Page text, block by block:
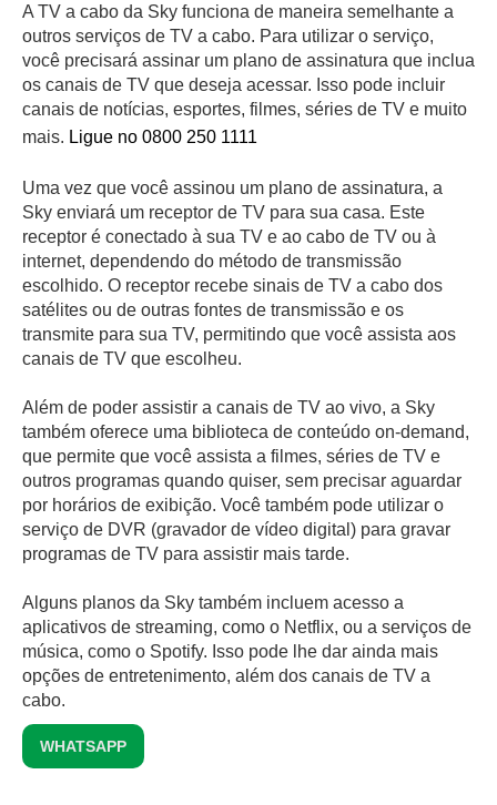
A TV a cabo da Sky funciona de maneira semelhante a
outros serviços de TV a cabo. Para utilizar o serviço,
você precisará assinar um plano de assinatura que inclua
os canais de TV que deseja acessar. Isso pode incluir
canais de notícias, esportes, filmes, séries de TV e muito
mais. Ligue no 0800 250 1111
Uma vez que você assinou um plano de assinatura, a
Sky enviará um receptor de TV para sua casa. Este
receptor é conectado à sua TV e ao cabo de TV ou à
internet, dependendo do método de transmissão
escolhido. O receptor recebe sinais de TV a cabo dos
satélites ou de outras fontes de transmissão e os
transmite para sua TV, permitindo que você assista aos
canais de TV que escolheu.
Além de poder assistir a canais de TV ao vivo, a Sky
também oferece uma biblioteca de conteúdo on-demand,
que permite que você assista a filmes, séries de TV e
outros programas quando quiser, sem precisar aguardar
por horários de exibição. Você também pode utilizar o
serviço de DVR (gravador de vídeo digital) para gravar
programas de TV para assistir mais tarde.
Alguns planos da Sky também incluem acesso a
aplicativos de streaming, como o Netflix, ou a serviços de
música, como o Spotify. Isso pode lhe dar ainda mais
opções de entretenimento, além dos canais de TV a
cabo.
WHATSAPP